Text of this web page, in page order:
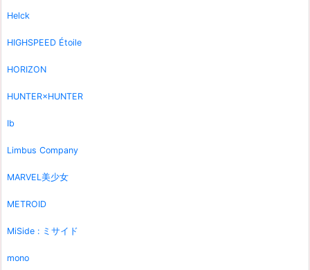
Helck
HIGHSPEED Étoile
HORIZON
HUNTER×HUNTER
Ib
Limbus Company
MARVEL美少女
METROID
MiSide : ミサイド
mono